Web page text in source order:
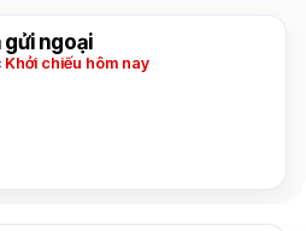
gửi ngoại
Khởi chiếu hôm nay